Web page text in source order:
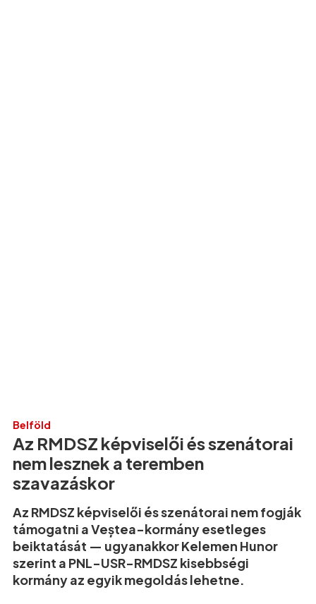
Belföld
Az RMDSZ képviselői és szenátorai
nem lesznek a teremben
szavazáskor
Az RMDSZ képviselői és szenátorai nem fogják
támogatni a Veștea-kormány esetleges
beiktatását — ugyanakkor Kelemen Hunor
szerint a PNL-USR-RMDSZ kisebbségi
kormány az egyik megoldás lehetne.